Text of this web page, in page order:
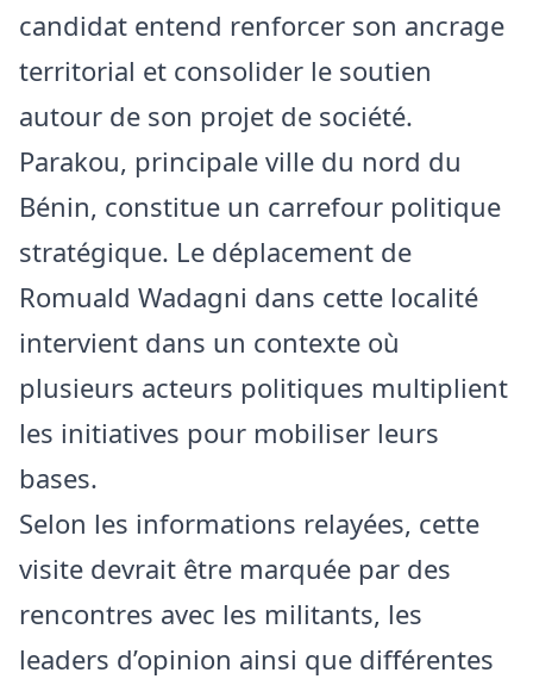
candidat entend renforcer son ancrage
territorial et consolider le soutien
autour de son projet de société.
Parakou, principale ville du nord du
Bénin, constitue un carrefour politique
stratégique. Le déplacement de
Romuald Wadagni dans cette localité
intervient dans un contexte où
plusieurs acteurs politiques multiplient
les initiatives pour mobiliser leurs
bases.
Selon les informations relayées, cette
visite devrait être marquée par des
rencontres avec les militants, les
leaders d’opinion ainsi que différentes